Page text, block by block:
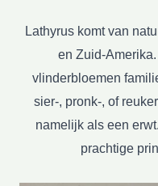
Lathyrus komt van
en Zuid-
vlinderbloemen
sier-, pronk-, of
namelijk als een
prachtige